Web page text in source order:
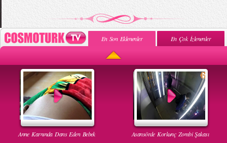
En Son Eklenenler En Çok İzlenenler
Anne Karnında Dans Eden Bebek Asansörde Korkunç Zombi Şakası